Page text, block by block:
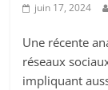
juin 17, 2024
Une récente
réseaux
impliquant